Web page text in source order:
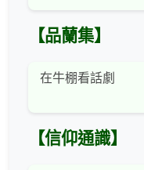
【品蘭集】
在牛棚看話劇
【信仰通識】